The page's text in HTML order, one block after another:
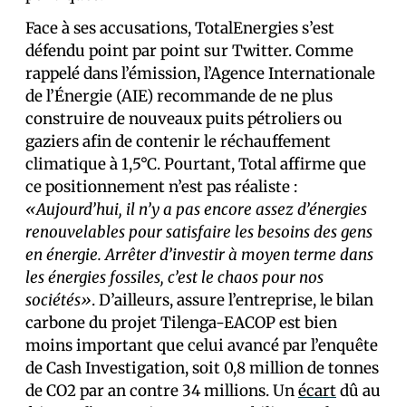
Face à ses accusations, TotalEnergies s’est
défendu point par point sur Twitter. Comme
rappelé dans l’émission, l’Agence Internationale
de l’Énergie (AIE) recommande de ne plus
construire de nouveaux puits pétroliers ou
gaziers afin de contenir le réchauffement
climatique à 1,5°C. Pourtant, Total affirme que
ce positionnement n’est pas réaliste :
«Aujourd’hui, il n’y a pas encore assez d’énergies
renouvelables pour satisfaire les besoins des gens
en énergie. Arrêter d’investir à moyen terme dans
les énergies fossiles, c’est le chaos pour nos
sociétés». D’ailleurs, assure l’entreprise, le bilan
carbone du projet Tilenga-EACOP est bien
moins important que celui avancé par l’enquête
de Cash Investigation, soit 0,8 million de tonnes
de CO2 par an contre 34 millions. Unécartdû au